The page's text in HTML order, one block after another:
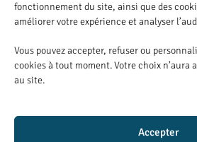
fonctionnement du site, ainsi que des
améliorer votre expérience et analyser
Vous pouvez accepter, refuser ou
cookies à tout moment. Votre choix n’aura
au site.
Accepter
Projet réalisé avec la communauté de
du Dauphiné
Logiciel utilisé : Illustrator, Photoshop,